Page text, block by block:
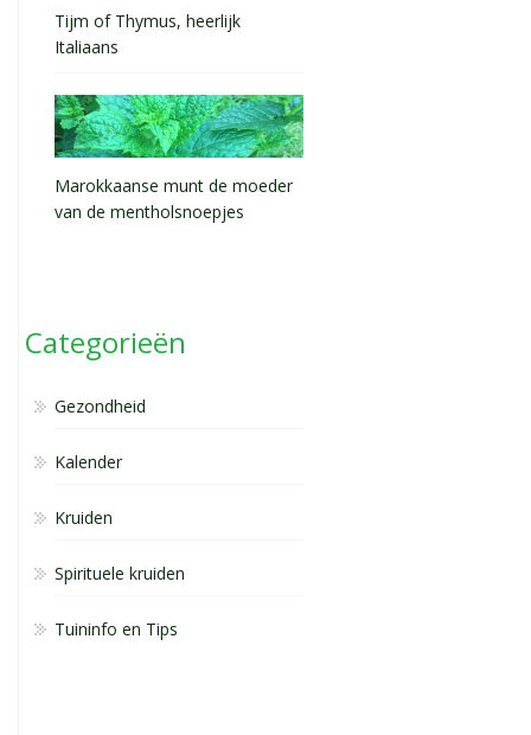
Tijm of Thymus, heerlijk
Italiaans
Marokkaanse munt de moeder
van de mentholsnoepjes
Categorieën
Gezondheid
Kalender
Kruiden
Spirituele kruiden
Tuininfo en Tips